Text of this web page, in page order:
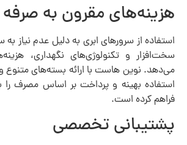
هزینه‌های مقرون به صرفه
استفاده از سرورهای ابری به دلیل عدم نیاز به
سخت‌افزار و تکنولوژی‌های نگهداری،
می‌دهد. نوین هاست با ارائه بسته‌های متنوع
استفاده بهینه و پرداخت بر اساس مصرف را
فراهم کرده است.
پشتیبانی تخصصی